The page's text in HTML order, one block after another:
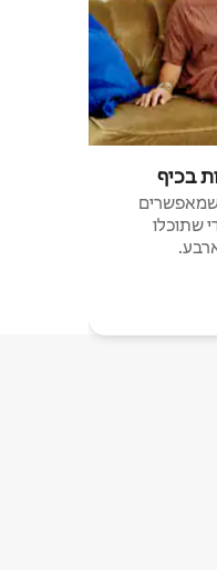
בכיף
שמאפשרים
שתוכלו